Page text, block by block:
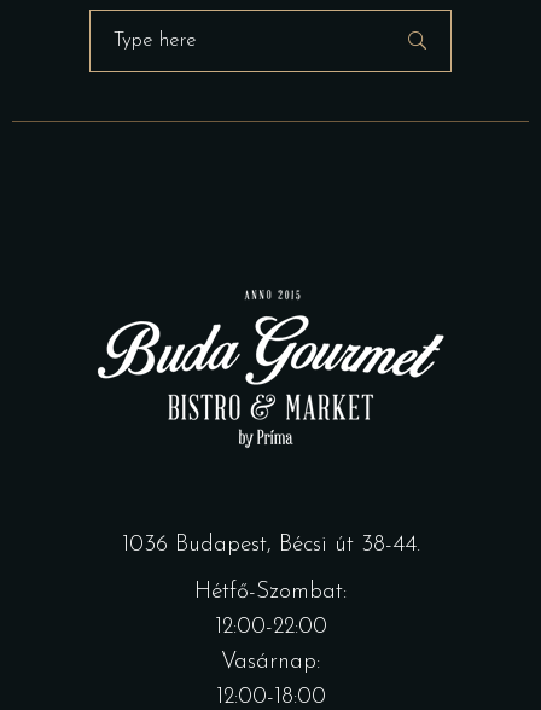
Search
1036 Budapest, Bécsi út 38-44.
Hétfő-Szombat:
12:00-22:00
Vasárnap:
12:00-18:00